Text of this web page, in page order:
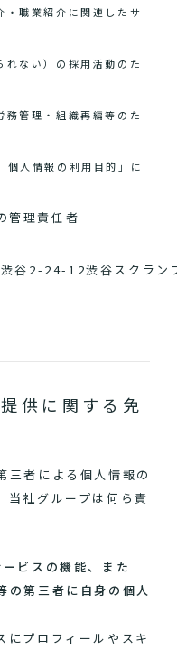
・職業紹介に関連したサ
れない）の採用活動のた
務管理・組織再編等のた
人情報の利用目的」に
管理責任者
谷2-24-12渋谷スクラン
供に関する免
三者による個人情報の
当社グループは何ら責
ビスの機能、また
の第三者に自身の個人
プロフィールやスキ